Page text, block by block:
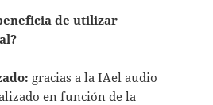
de utilizar
gracias a la IAel audio
en función de la